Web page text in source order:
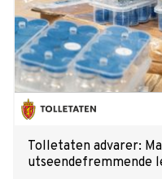
Tolletaten advarer:
utseendefremmende